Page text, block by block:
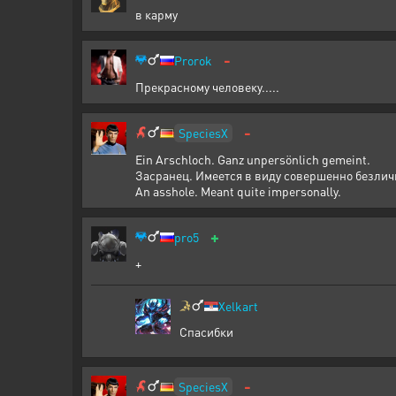
в карму
Prorok -
Прекрасному человеку.....
SpeciesX -
Ein Arschloch. Ganz unpersönlich gemeint.
Засранец. Имеется в виду совершенно
An asshole. Meant quite impersonally.
pro5 +
+
Xelkart
Спасибки
SpeciesX -